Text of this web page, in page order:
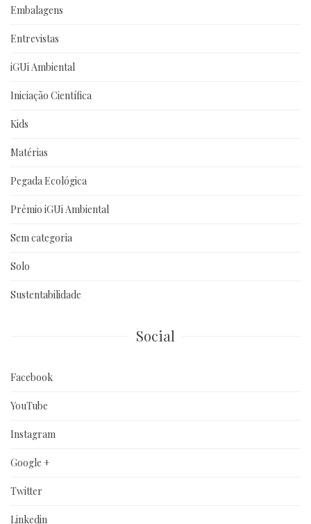
Embalagens
Entrevistas
iGUi Ambiental
Iniciação Científica
Kids
Matérias
Pegada Ecológica
Prêmio iGUi Ambiental
Sem categoria
Solo
Sustentabilidade
Social
Facebook
YouTube
Instagram
Google +
Twitter
Linkedin